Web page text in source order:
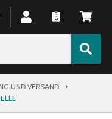
UND VERSAND